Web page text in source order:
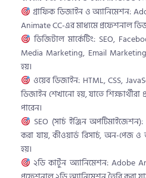
গ্রাফিক ডিজাইন ও অ্যানিমেশন:
Animate CC-এর মাধ্যমে প্রফেশনাল
ডিজিটাল মার্কেটিং: SEO,
Media Marketing, Email Marketing
হয়।
ওয়েব ডিজাইন: HTML, CSS,
ডিজাইন শেখানো হয়, যাতে
পারেন।
SEO (সার্চ ইঞ্জিন
করা যায়, কীওয়ার্ড রিসার্চ, অন-
হয়।
২ডি কার্টুন অ্যানিমেশন: Adobe